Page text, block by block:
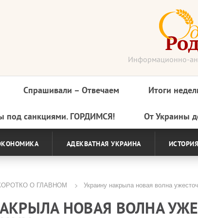
Информационно-
Спрашивали – Отвечаем Итоги
под санкциями. ГОРДИМСЯ! От Украины
АДЕКВАТНАЯ УКРАИНА ИСТОРИЯ
О ГЛАВНОМ Украину накрыла новая волна
НОВАЯ ВОЛНА